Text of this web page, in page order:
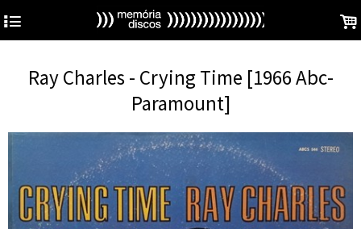
4 .
Ray Charles - Crying Time [1966 Abc-
Paramount]